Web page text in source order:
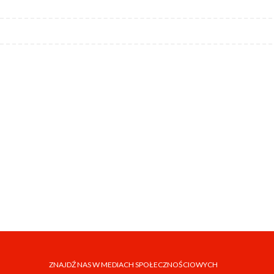
ZNAJDŹ NAS W MEDIACH SPOŁECZNOŚCIOWYCH